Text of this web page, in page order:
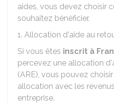
aides, vous devez choisir
souhaitez bénéficier.
1. Allocation d'aide au
Si vous êtes inscrit à
percevez une allocation
(ARE), vous pouvez
allocation avec les
entreprise.